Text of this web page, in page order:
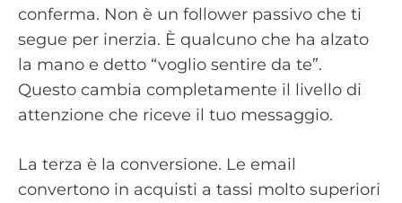
conferma. Non è un follower passivo che ti
segue per inerzia. È qualcuno che ha alzato
la mano e detto “voglio sentire da te”.
Questo cambia completamente il livello di
attenzione che riceve il tuo messaggio.
La terza è la conversione. Le email
convertono in acquisti a tassi molto superiori